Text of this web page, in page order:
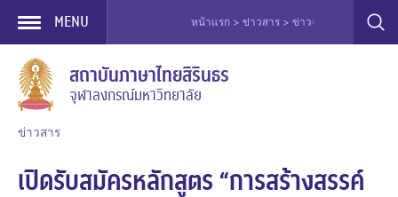
Skip
content
MENU หน้าแรก > ข่าวสาร > ข่าวจัดอบรม > เปิดรับส
สถาบันภาษาไทยสิรินธร
จุฬาลงกรณ์มหาวิทยาลัย
ข่าวสาร
เปิดรับสมัครหลักสูตร “การสร้างสรรค์